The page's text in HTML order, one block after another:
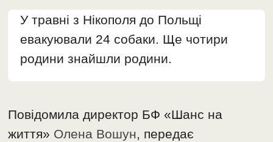
У травні з Нікополя до Польщі
евакуювали 24 собаки. Ще чотири
родини знайшли родини.
Повідомила директор БФ «Шанс на
життя» Олена Вошун, передає